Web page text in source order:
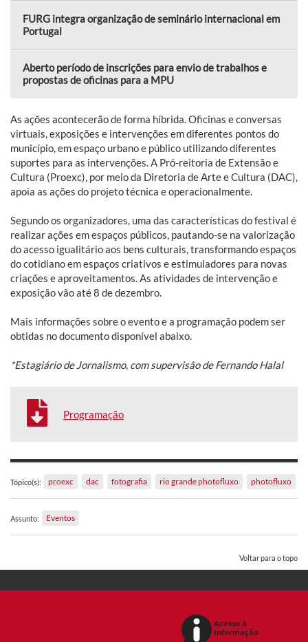
FURG integra organização de seminário internacional em
Portugal
Aberto período de inscrições para envio de trabalhos e
propostas de oficinas para a MPU
As ações acontecerão de forma híbrida. Oficinas e conversas
virtuais, exposições e intervenções em diferentes pontos do
município, em espaço urbano e público utilizando diferentes
suportes para as intervenções. A Pró-reitoria de Extensão e
Cultura (Proexc), por meio da Diretoria de Arte e Cultura (DAC),
apoia as ações do projeto técnica e operacionalmente.
Segundo os organizadores, uma das características do festival é
realizar ações em espaços públicos, pautando-se na valorização
do acesso igualitário aos bens culturais, transformando espaços
do cotidiano em espaços criativos e estimuladores para novas
criações e aproveitamentos. As atividades de intervenção e
exposição vão até 8 de dezembro.
Mais informações sobre o evento e a programação podem ser
obtidas no documento disponível abaixo.
*Estagiário de Jornalismo, com supervisão de Fernando Halal
Programação
Tópico(s): proexc dac fotografia rio grande photofluxo photofluxo
Assunto: Eventos
Voltar para o topo